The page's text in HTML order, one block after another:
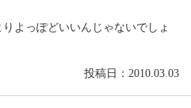
よっぽどいいんじゃないでしょ
投稿日：2010.03.03